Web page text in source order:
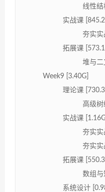
线性结
实战课
夯实实
拓展课
堆与二
Week9 [3.40G]
理论课
高级树
实战课
夯实实
夯实实
拓展课
数组与
系统设计